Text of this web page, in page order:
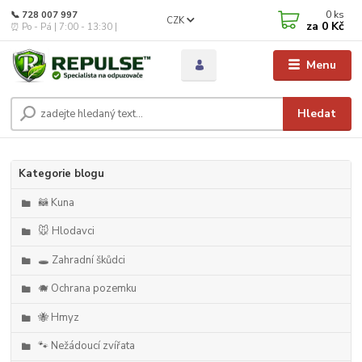
Menu
CZK
Hledat
📞 728 007 997
⏰ Po - Pá | 7:00 - 13:30 |
0 ks
za 0 Kč
Kategorie blogu
🦝 Kuna
🐭 Hlodavci
🕳️ Zahradní škůdci
🐗 Ochrana pozemku
🐝 Hmyz
🐾 Nežádoucí zvířata